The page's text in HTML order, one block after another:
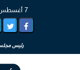
7 أغسطس 2026
رئيس